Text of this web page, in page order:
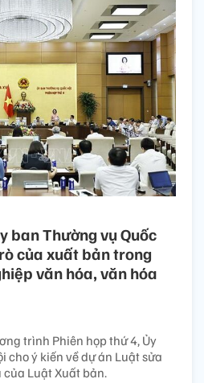
ban Thường vụ Quốc
của xuất bản trong
văn hóa, văn hóa
trình Phiên họp thứ 4, Ủy
cho ý kiến về dự án Luật sửa
của Luật Xuất bản.